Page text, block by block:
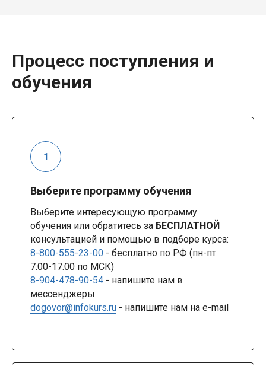
Процесс поступления и
обучения
Выберите программу обучения
Выберите интересующую программу
обучения или обратитесь за БЕСПЛАТНОЙ
консультацией и помощью в подборе курса:
8-800-555-23-00 - бесплатно по РФ (пн-пт
7.00-17.00 по МСК)
8-904-478-90-54 - напишите нам в
мессенджеры
dogovor@infokurs.ru - напишите нам на e-mail